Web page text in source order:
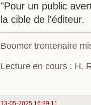
"Pour un public
la cible de l'éditeur.
Boomer trentenaire
Lecture en cours : H.
13-05-2025 16:39:11